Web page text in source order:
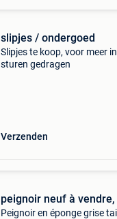
slipjes / ondergoed
Slipjes te koop, voor meer
sturen gedragen
Verzenden
Peignoir en éponge grise